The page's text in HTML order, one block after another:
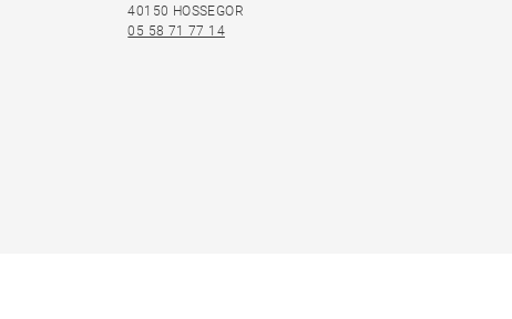
40150 HOSSEGOR
05 58 71 77 14